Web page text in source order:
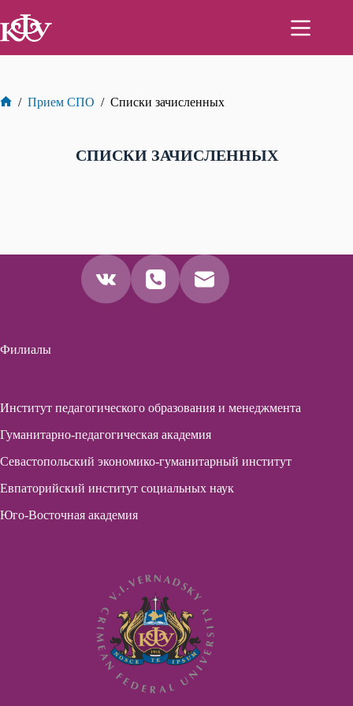
к
сути
/ Прием СПО / Списки зачисленных
СПИСКИ ЗАЧИСЛЕННЫХ
Филиалы
Институт педагогического образования и менеджмента
Гуманитарно-педагогическая академия
Севастопольский экономико-гуманитарный институт
Евпаторийский институт социальных наук
Юго-Восточная академия